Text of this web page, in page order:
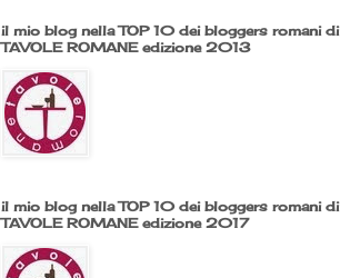
il mio blog nella TOP 10 dei bloggers romani di
TAVOLE ROMANE edizione 2013
il mio blog nella TOP 10 dei bloggers romani di
TAVOLE ROMANE edizione 2017